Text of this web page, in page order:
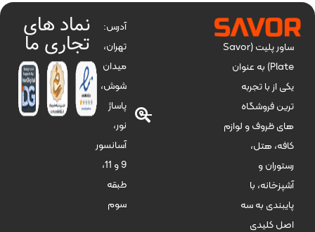
ساور پلیت (Savor
Plate) به عنوان
یکی از با تجربه
ترین فروشگاه
های ظروف و لوازم
کافه، هتل،
رستوران و
آشپزخانه، با
پایبندی به سه
اصل کلیدی
آدرس:
تهران،
میدان
شوش،
پاساژ
نور،
آسانسور
9 و 11،
طبقه
سوم
نماد های
تجاری ما